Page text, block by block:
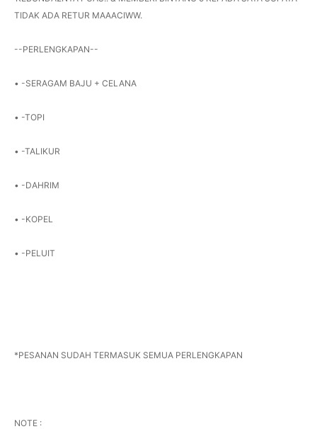
TIDAK ADA RETUR MAAACIWW.
--PERLENGKAPAN--
• -SERAGAM BAJU + CELANA
• -TOPI
• -TALIKUR
• -DAHRIM
• -KOPEL
• -PELUIT
*PESANAN SUDAH TERMASUK SEMUA PERLENGKAPAN
NOTE :